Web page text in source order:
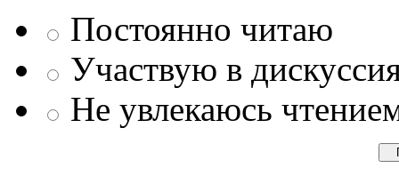
Постоянно читаю
Участвую в
Не увлекаюсь